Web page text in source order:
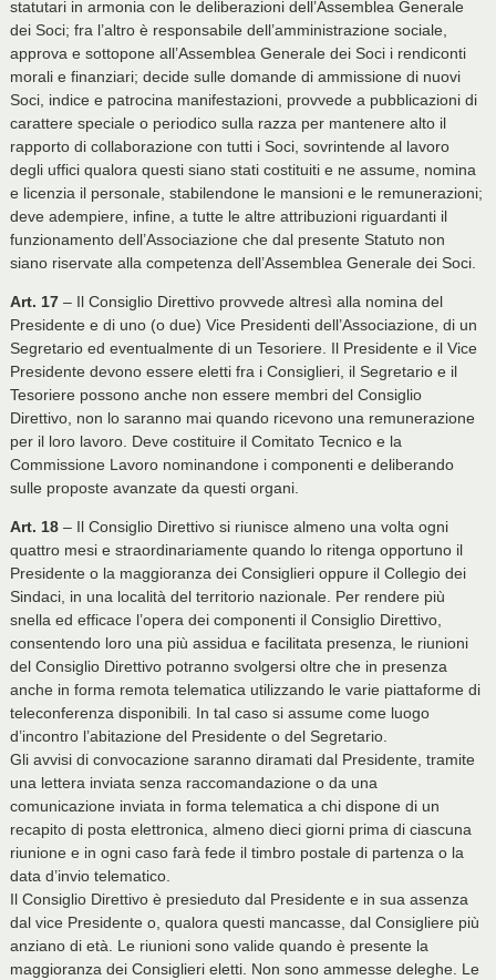
statutari in armonia con le deliberazioni dell’Assemblea Generale
dei Soci; fra l’altro è responsabile dell’amministrazione sociale,
approva e sottopone all’Assemblea Generale dei Soci i rendiconti
morali e finanziari; decide sulle domande di ammissione di nuovi
Soci, indice e patrocina manifestazioni, provvede a pubblicazioni di
carattere speciale o periodico sulla razza per mantenere alto il
rapporto di collaborazione con tutti i Soci, sovrintende al lavoro
degli uffici qualora questi siano stati costituiti e ne assume, nomina
e licenzia il personale, stabilendone le mansioni e le remunerazioni;
deve adempiere, infine, a tutte le altre attribuzioni riguardanti il
funzionamento dell’Associazione che dal presente Statuto non
siano riservate alla competenza dell’Assemblea Generale dei Soci.
Art. 17– Il Consiglio Direttivo provvede altresì alla nomina del
Presidente e di uno (o due) Vice Presidenti dell’Associazione, di un
Segretario ed eventualmente di un Tesoriere. Il Presidente e il Vice
Presidente devono essere eletti fra i Consiglieri, il Segretario e il
Tesoriere possono anche non essere membri del Consiglio
Direttivo, non lo saranno mai quando ricevono una remunerazione
per il loro lavoro. Deve costituire il Comitato Tecnico e la
Commissione Lavoro nominandone i componenti e deliberando
sulle proposte avanzate da questi organi.
Art. 18– Il Consiglio Direttivo si riunisce almeno una volta ogni
quattro mesi e straordinariamente quando lo ritenga opportuno il
Presidente o la maggioranza dei Consiglieri oppure il Collegio dei
Sindaci, in una località del territorio nazionale. Per rendere più
snella ed efficace l’opera dei componenti il Consiglio Direttivo,
consentendo loro una più assidua e facilitata presenza, le riunioni
del Consiglio Direttivo potranno svolgersi oltre che in presenza
anche in forma remota telematica utilizzando le varie piattaforme di
teleconferenza disponibili. In tal caso si assume come luogo
d’incontro l’abitazione del Presidente o del Segretario.
Gli avvisi di convocazione saranno diramati dal Presidente, tramite
una lettera inviata senza raccomandazione o da una
comunicazione inviata in forma telematica a chi dispone di un
recapito di posta elettronica, almeno dieci giorni prima di ciascuna
riunione e in ogni caso farà fede il timbro postale di partenza o la
data d’invio telematico.
Il Consiglio Direttivo è presieduto dal Presidente e in sua assenza
dal vice Presidente o, qualora questi mancasse, dal Consigliere più
anziano di età. Le riunioni sono valide quando è presente la
maggioranza dei Consiglieri eletti. Non sono ammesse deleghe. Le